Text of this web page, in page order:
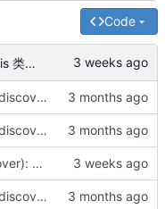
Code
refactor(discover): 对齐 Redis 类型化命令（by AI）
feat: migrate discover module from ssgo to apigo.cc/go standard (by AI)
feat: migrate discover module from ssgo to apigo.cc/go standard (by AI)
refactor(discover): 对齐 Redis 类型化命令（by AI）
feat: migrate discover module from ssgo to apigo.cc/go standard (by AI)